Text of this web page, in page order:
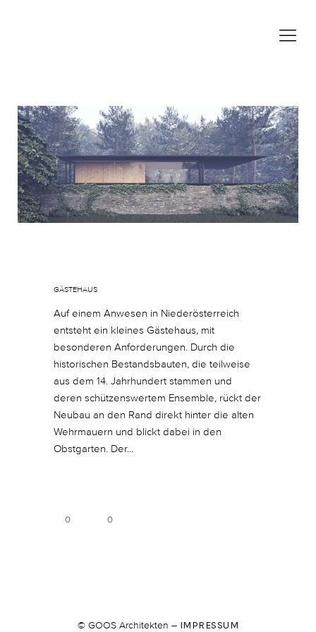
GÄSTEHAUS
Auf einem Anwesen in Niederösterreich
entsteht ein kleines Gästehaus, mit
besonderen Anforderungen. Durch die
historischen Bestandsbauten, die teilweise
aus dem 14. Jahrhundert stammen und
deren schützenswertem Ensemble, rückt der
Neubau an den Rand direkt hinter die alten
Wehrmauern und blickt dabei in den
Obstgarten. Der...
0 0
© GOOS Architekten – IMPRESSUM